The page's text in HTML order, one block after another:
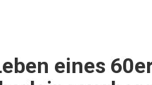
eines